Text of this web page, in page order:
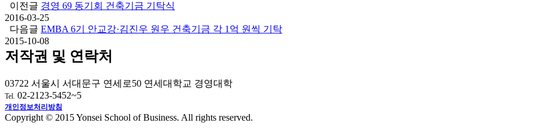
이전글 경영 69 동기회 건축기금 기탁식
2016-03-25
다음글 EMBA 6기 안교강·김진우 원우 건축기금 각 1억 원씩 기탁
2015-10-08
저작권 및 연락처
03722 서울시 서대문구 연세로50 연세대학교 경영대학
Tel. 02-2123-5452~5
개인정보처리방침
Copyright © 2015 Yonsei School of Business. All rights reserved.